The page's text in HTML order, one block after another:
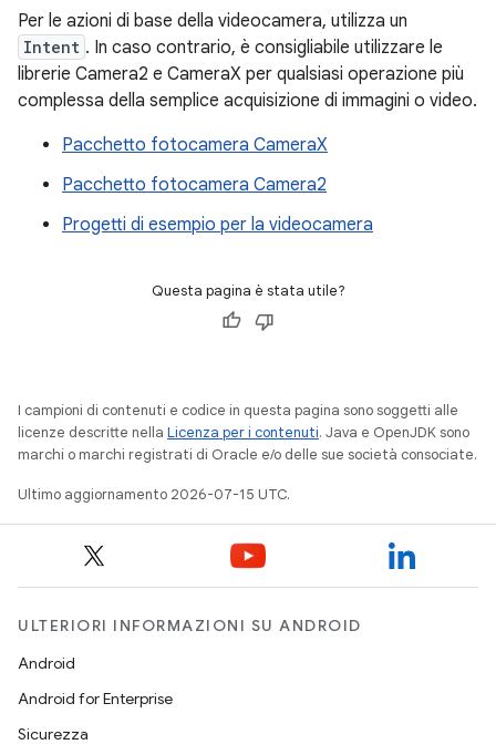
Per le azioni di base della videocamera, utilizza un
Intent . In caso contrario, è consigliabile utilizzare le
librerie Camera2 e CameraX per qualsiasi operazione più
complessa della semplice acquisizione di immagini o video.
Pacchetto fotocamera CameraX
Pacchetto fotocamera Camera2
Progetti di esempio per la videocamera
Questa pagina è stata utile?
I campioni di contenuti e codice in questa pagina sono soggetti alle
licenze descritte nella Licenza per i contenuti. Java e OpenJDK sono
marchi o marchi registrati di Oracle e/o delle sue società consociate.
Ultimo aggiornamento 2026-07-15 UTC.
ULTERIORI INFORMAZIONI SU ANDROID
Android
Android for Enterprise
Sicurezza